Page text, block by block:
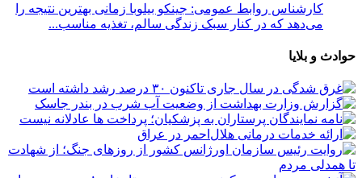
کارشناس روابط عمومی: جینکو بیلوبا زمانی بهترین نتیجه را
می‌دهد که در کنار سبک زندگی سالم، تغذیه مناسب...
حوادث و بلایا